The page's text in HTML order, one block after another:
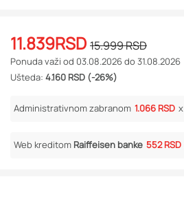
11.839RSD 15.999RSD
Ponuda važi od 03.08.2026 do 31.08.2026
Ušteda: 4.160 RSD (-26%)
Administrativnom zabranom 1.066 RSD x
Web kreditom Raiffeisen banke 552 RSD